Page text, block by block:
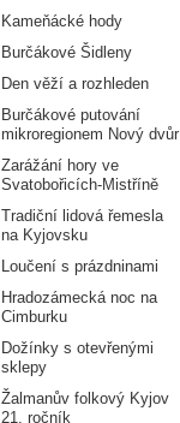
Kameňácké hody
Burčákové Šidleny
Den věží a rozhleden
Burčákové putování
mikroregionem Nový dvůr
Zarážání hory ve
Svatobořicích-Mistříně
Tradiční lidová řemesla
na Kyjovsku
Loučení s prázdninami
Hradozámecká noc na
Cimburku
Dožínky s otevřenými
sklepy
Žalmanův folkový Kyjov
21. ročník